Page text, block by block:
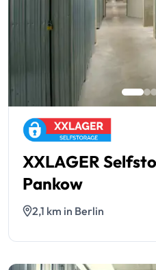
XXLAGER
Pankow
2,1 km in Berlin